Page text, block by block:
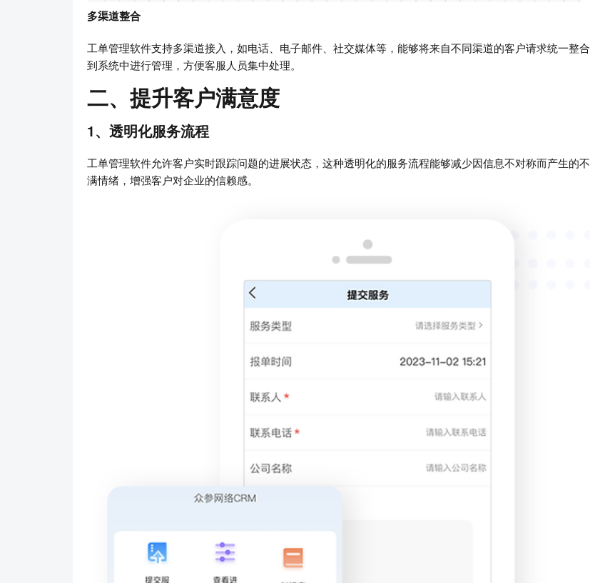
多渠道整合
工单管理软件支持多渠道接入，如电话、电子邮件、社交媒体等，能够将来自不同渠道的客户请求统一整合
到系统中进行管理，方便客服人员集中处理。
二、提升客户满意度
1、透明化服务流程
工单管理软件允许客户实时跟踪问题的进展状态，这种透明化的服务流程能够减少因信息不对称而产生的不
满情绪，增强客户对企业的信赖感。